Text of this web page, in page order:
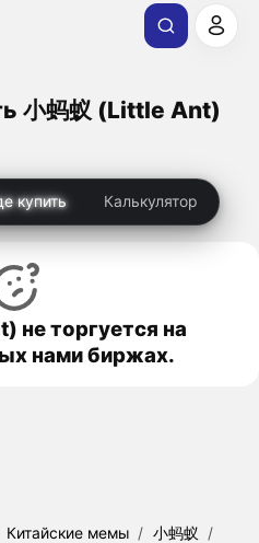
小蚂蚁 (Little Ant)
купить Калькулятор
не торгуется на
нами биржах.
Китайские мемы / 小蚂蚁 /